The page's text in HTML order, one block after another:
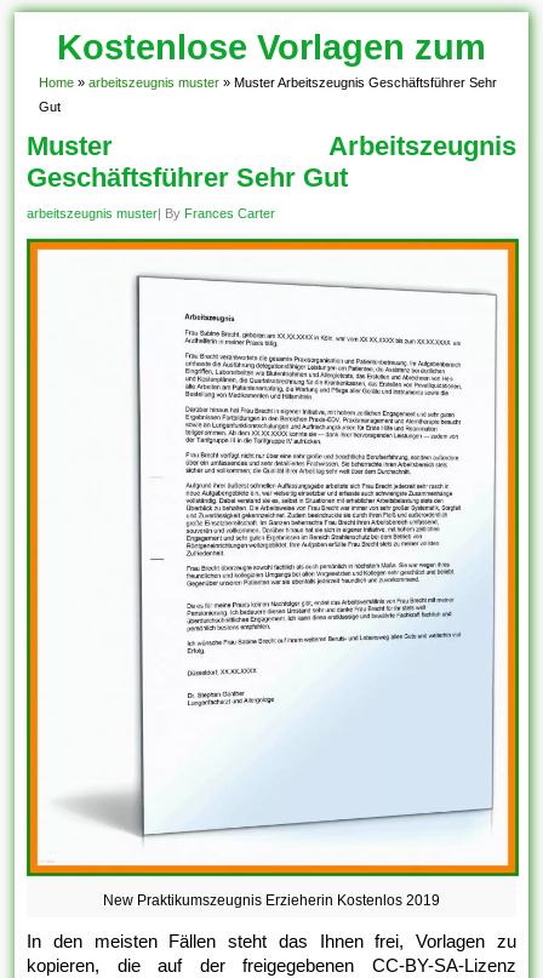
Kostenlose Vorlagen zum
Download!
Home » arbeitszeugnis muster » Muster Arbeitszeugnis Geschäftsführer Sehr
Gut
Muster Arbeitszeugnis
Geschäftsführer Sehr Gut
arbeitszeugnis muster| By Frances Carter
New Praktikumszeugnis Erzieherin Kostenlos 2019
In den meisten Fällen steht das Ihnen frei, Vorlagen zu
kopieren, die auf der freigegebenen CC-BY-SA-Lizenz